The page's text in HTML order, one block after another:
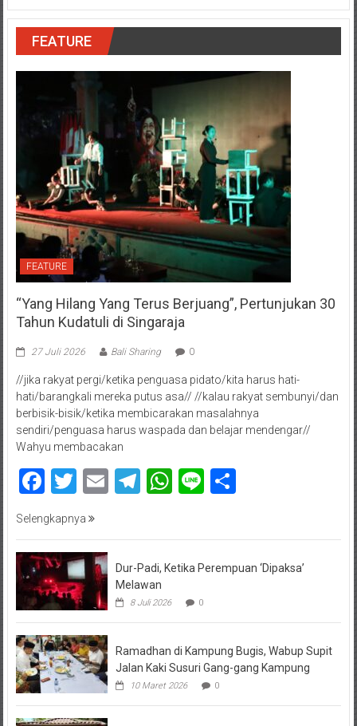
FEATURE
FEATURE
“Yang Hilang Yang Terus Berjuang”, Pertunjukan 30
Tahun Kudatuli di Singaraja
27 Juli 2026 Bali Sharing 0
//jika rakyat pergi/ketika penguasa pidato/kita harus hati-
hati/barangkali mereka putus asa// //kalau rakyat sembunyi/dan
berbisik-bisik/ketika membicarakan masalahnya
sendiri/penguasa harus waspada dan belajar mendengar//
Wahyu membacakan
Facebook
Twitter
EmailTelegram
WhatsApp
LineShare
Selengkapnya
Dur-Padi, Ketika Perempuan ‘Dipaksa’
Melawan
8 Juli 2026 0
Ramadhan di Kampung Bugis, Wabup Supit
Jalan Kaki Susuri Gang-gang Kampung
10 Maret 2026 0